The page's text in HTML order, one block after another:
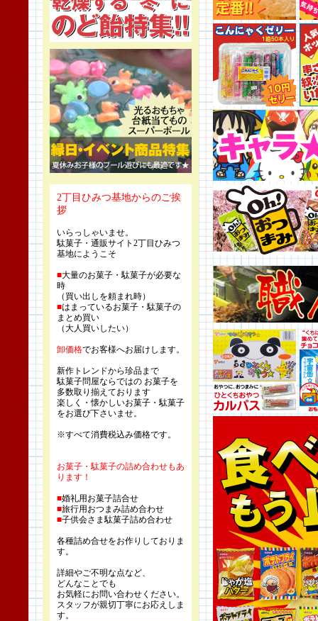
2丁目ひみつ基地からのご挨
拶
いらっしゃいませ。
駄菓子・通販サイト2丁目ひみつ
基地にようこそ
■大量のお菓子・駄菓子が必要な
時
（買い出しを頼まれ時）
■はまっているお菓子・駄菓子の
まとめ買い
（大人買いしたい）
卸価格でお客様へお届けします。
新作トレンドから珍品まで
駄菓子問屋ならではの お菓子を
多数取り揃えております
楽しく・懐かしいお菓子・駄菓子
をお選び下さいませ。
※すべて消費税込み価格です。
お菓子・駄菓子の詰め合わせもあ
ります！
■婚礼用お菓子詰合せ
■旅行用おつまみ詰め合わせ
■子供会さま駄菓子詰め合わせ
各種詰め合せをお作りしておりま
す。
詳細やご不明な点など、
どんなことでも
お気軽にお問い合わせください。
スタッフが親切丁寧にお応えしま
す。